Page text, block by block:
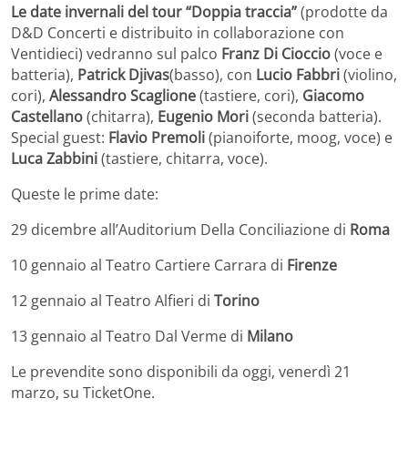
Le date invernali del tour “Doppia traccia”(prodotte da
D&D Concerti e distribuito in collaborazione con
Ventidieci) vedranno sul palco Franz Di Cioccio(voce e
batteria), Patrick Djivas(basso), con Lucio Fabbri(violino,
cori), Alessandro Scaglione(tastiere, cori), Giacomo
Castellano(chitarra), Eugenio Mori(seconda batteria).
Special guest: Flavio Premoli(pianoiforte, moog, voce) e
Luca Zabbini(tastiere, chitarra, voce).
Queste le prime date:
29 dicembre all’Auditorium Della Conciliazione di Roma
10 gennaio al Teatro Cartiere Carrara di Firenze
12 gennaio al Teatro Alfieri di Torino
13 gennaio al Teatro Dal Verme di Milano
Le prevendite sono disponibili da oggi, venerdì 21
marzo, su TicketOne.